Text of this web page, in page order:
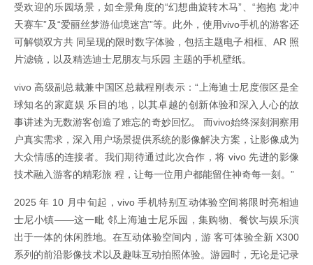
受欢迎的乐园场景，如全景角度的“幻想曲旋转木马”、“抱抱 龙冲
天赛车”及“爱丽丝梦游仙境迷宫”等。此外，使用vivo手机的游客还
可解锁双方共 同呈现的限时数字体验，包括主题电子相框、AR 照
片滤镜，以及精选迪士尼朋友与乐园 主题的手机壁纸。
vivo 高级副总裁兼中国区总裁程刚表示：“上海迪士尼度假区是全
球知名的家庭娱 乐目的地，以其卓越的创新体验和深入人心的故
事讲述为无数游客创造了难忘的奇妙回忆。 而vivo始终深刻洞察用
户真实需求，深入用户场景提供系统的影像解决方案，让影像成为
大众情感的连接者。我们期待通过此次合作，将 vivo 先进的影像
技术融入游客的精彩旅 程，让每一位用户都能留住神奇每一刻。”
2025 年 10 月中旬起，vivo 手机特别互动体验空间将限时亮相迪
士尼小镇——这一毗 邻上海迪士尼乐园，集购物、餐饮与娱乐演
出于一体的休闲胜地。在互动体验空间内，游 客可体验全新 X300
系列的前沿影像技术以及趣味互动拍照体验。游园时，无论是记录